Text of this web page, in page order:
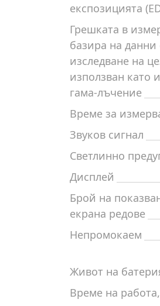
експозицията
Грешката в
базира на данни
изследване на
използван като
гама-лъчение
Време за
Звуков сигнал
Светлинно
Дисплей
Брой на
екрана редове
Непромокаем
Живот на
Време на